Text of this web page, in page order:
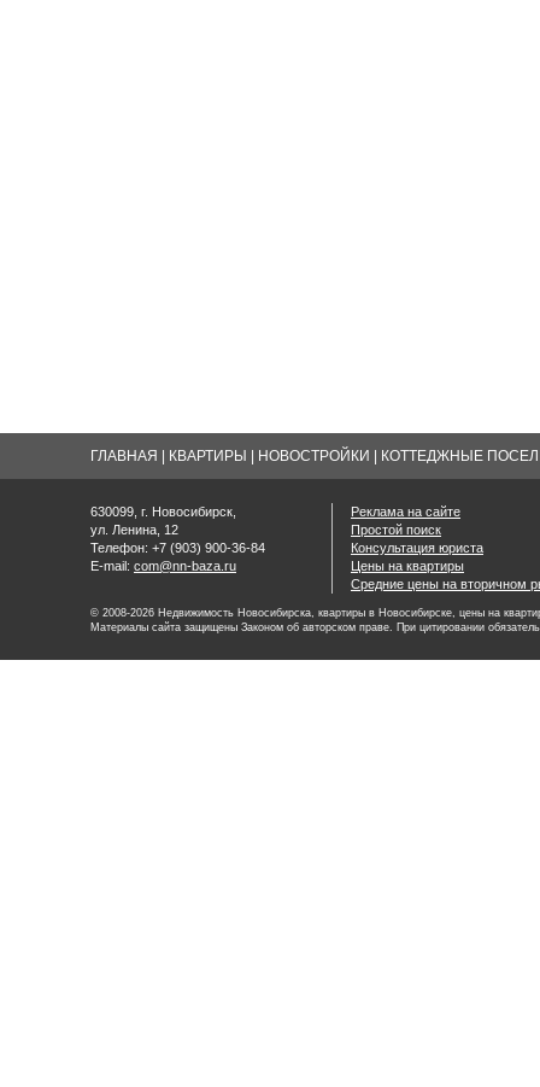
ГЛАВНАЯ КВАРТИРЫ НОВОСТРОЙКИ КОТТЕДЖНЫЕ
630099, г. Новосибирск,
ул. Ленина, 12
Телефон: +7 (903) 900-36-84
E-mail: com@nn-baza.ru
Реклама на сайте
Простой поиск
Консультация юриста
Цены на квартиры
Средние цены на вторичном
© 2008-2026 Недвижимость Новосибирска, квартиры в Новосибирске, цены на
Материалы сайта защищены Законом об авторском праве. При цитировании